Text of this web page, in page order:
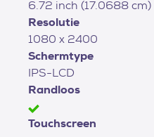
6.72 inch (17.0688 cm)
Resolutie
1080 x 2400
Schermtype
IPS-LCD
Randloos
Touchscreen